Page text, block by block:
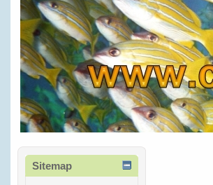
Sitemap